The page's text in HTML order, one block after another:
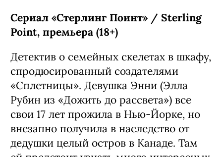
эпизоде антологии «Звездные войны:
Видения» — история строится вокруг
юной девушки-джедая Кары, которая
ищет себе подобных по всей галактике.
Автором проекта стал Кэндзи Камияма
(главная его работа — «Призрак в
доспехах: Синдром одиночки»).
С 5 августа, Disney+